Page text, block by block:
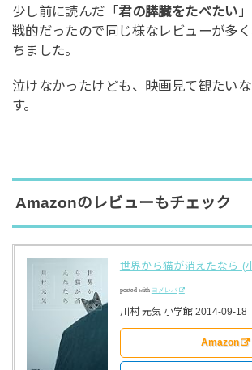
少し前に読んだ「君の膵臓をたべたい
戦的だったので同じ様なレビューが多
ちました。
泣けなかったけども、映画見て観たい
す。
Amazonのレビューもチェック
世界から猫が消えたなら (
posted with ヨメレバ
川村 元気 小学館 2014-09-18
Amazon